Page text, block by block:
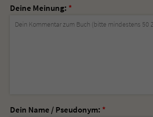
Deine Meinung: *
Dein Name / Pseudonym: *